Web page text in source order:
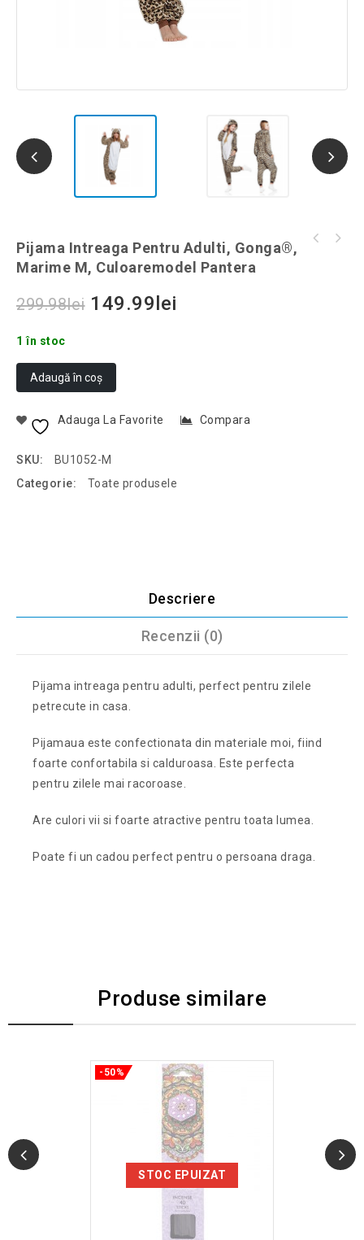
Pijama Intreaga Pentru Adulti, Gonga®,
Marime M, Culoaremodel Pantera
299.98lei 149.99 lei
1 în stoc
Adaugă în coș
Adauga La Favorite Compara
SKU:
BU1052-M
Categorie:
Toate produsele
Descriere
Recenzii (0)
Pijama intreaga pentru adulti, perfect pentru zilele
petrecute in casa.
Pijamaua este confectionata din materiale moi, fiind
foarte confortabila si calduroasa. Este perfecta
pentru zilele mai racoroase.
Are culori vii si foarte atractive pentru toata lumea.
Poate fi un cadou perfect pentru o persoana draga.
Produse similare
STOC EPUIZAT
-50%